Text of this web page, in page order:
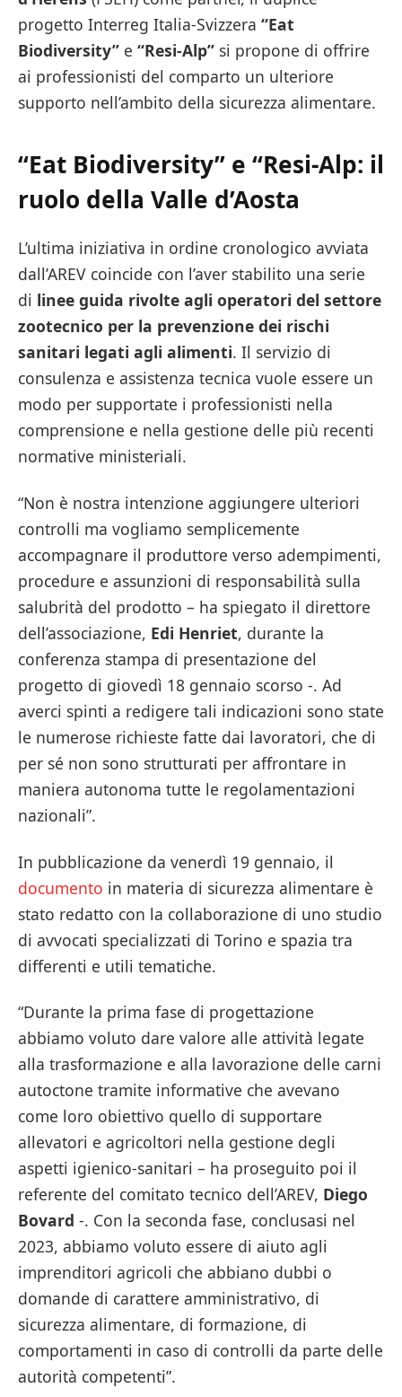
progetto Interreg Italia-Svizzera “Eat
Biodiversity” e “Resi-Alp” si propone di offrire
ai professionisti del comparto un ulteriore
supporto nell’ambito della sicurezza alimentare.
“Eat Biodiversity” e “Resi-Alp: il
ruolo della Valle d’Aosta
L’ultima iniziativa in ordine cronologico avviata
dall’AREV coincide con l’aver stabilito una serie
di linee guida rivolte agli operatori del settore
zootecnico per la prevenzione dei rischi
sanitari legati agli alimenti. Il servizio di
consulenza e assistenza tecnica vuole essere un
modo per supportate i professionisti nella
comprensione e nella gestione delle più recenti
normative ministeriali.
“Non è nostra intenzione aggiungere ulteriori
controlli ma vogliamo semplicemente
accompagnare il produttore verso adempimenti,
procedure e assunzioni di responsabilità sulla
salubrità del prodotto – ha spiegato il direttore
dell’associazione, Edi Henriet, durante la
conferenza stampa di presentazione del
progetto di giovedì 18 gennaio scorso -. Ad
averci spinti a redigere tali indicazioni sono state
le numerose richieste fatte dai lavoratori, che di
per sé non sono strutturati per affrontare in
maniera autonoma tutte le regolamentazioni
nazionali”.
In pubblicazione da venerdì 19 gennaio, il
documento in materia di sicurezza alimentare è
stato redatto con la collaborazione di uno studio
di avvocati specializzati di Torino e spazia tra
differenti e utili tematiche.
“Durante la prima fase di progettazione
abbiamo voluto dare valore alle attività legate
alla trasformazione e alla lavorazione delle carni
autoctone tramite informative che avevano
come loro obiettivo quello di supportare
allevatori e agricoltori nella gestione degli
aspetti igienico-sanitari – ha proseguito poi il
referente del comitato tecnico dell’AREV, Diego
Bovard -. Con la seconda fase, conclusasi nel
2023, abbiamo voluto essere di aiuto agli
imprenditori agricoli che abbiano dubbi o
domande di carattere amministrativo, di
sicurezza alimentare, di formazione, di
comportamenti in caso di controlli da parte delle
autorità competenti”.